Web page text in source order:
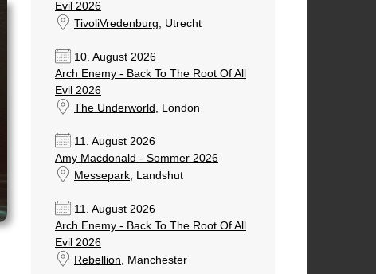
Evil 2026
TivoliVredenburg, Utrecht
10. August 2026
Arch Enemy - Back To The Root Of All
Evil 2026
The Underworld , London
11. August 2026
Amy Macdonald - Sommer 2026
Messepark, Landshut
11. August 2026
Arch Enemy - Back To The Root Of All
Evil 2026
Rebellion, Manchester